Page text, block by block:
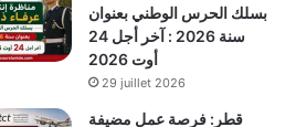
بسلك الحرس الوطني بعنوان
سنة 2026 : آخر أجل 24
أوت 2026
29 juillet 2026
قطر: فرصة عمل مضيفة